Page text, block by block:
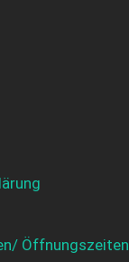
Öffnungszeiten